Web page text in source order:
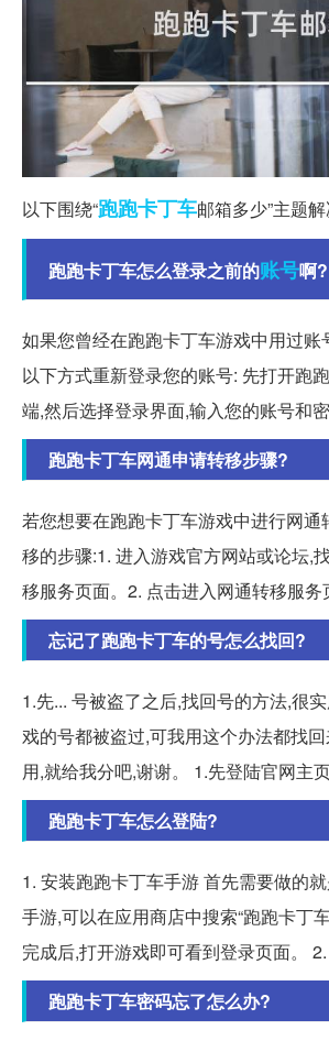
以下围绕“跑跑卡丁车邮箱多少”主题
跑跑卡丁车怎么登录之前的账号啊?
如果您曾经在跑跑卡丁车游戏中用过账
以下方式重新登录您的账号: 先打开跑
端,然后选择登录界面,输入您的账号和密
跑跑卡丁车网通申请转移步骤?
若您想要在跑跑卡丁车游戏中进行网通
移的步骤:1. 进入游戏官方网站或论坛,
移服务页面。2. 点击进入网通转移服务
忘记了跑跑卡丁车的号怎么找回?
1.先... 号被盗了之后,找回号的方法,很
戏的号都被盗过,可我用这个办法都找
用,就给我分吧,谢谢。 1.先登陆官网主页
跑跑卡丁车怎么登陆?
1. 安装跑跑卡丁车手游 首先需要做的
手游,可以在应用商店中搜索“跑跑卡丁
完成后,打开游戏即可看到登录页面。 2.
跑跑卡丁车密码忘了怎么办?